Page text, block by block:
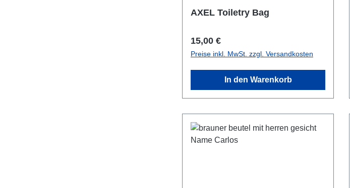
AXEL Toiletry Bag
Regulärer Preis:
15,00 €
Preise inkl. MwSt. zzgl. Versandkosten
In den Warenkorb